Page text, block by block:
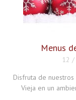
Menus
12
Disfruta de nuestros
Vieja en un